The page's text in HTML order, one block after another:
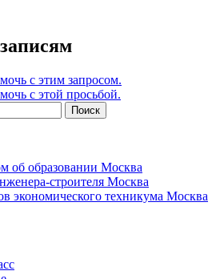
с этим запросом.
с этой просьбой.
об образовании Москва
строителя Москва
экономического техникума Москва